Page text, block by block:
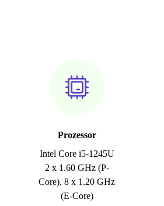
Prozessor
Intel Core i5-1245U
2 x 1.60 GHz (P-
Core), 8 x 1.20 GHz
(E-Core)